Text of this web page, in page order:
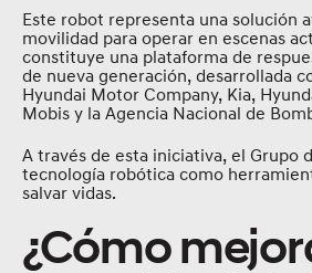
Este robot representa una solución
movilidad para operar en escenas
constituye una plataforma de
de nueva generación, desarrollada
Hyundai Motor Company, Kia,
Mobis y la Agencia Nacional de
A través de esta iniciativa, el Grupo
tecnología robótica como
salvar vidas.
¿Cómo